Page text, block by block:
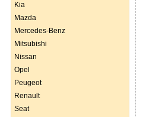
Kia
Mazda
Mercedes-Benz
Mitsubishi
Nissan
Opel
Peugeot
Renault
Seat